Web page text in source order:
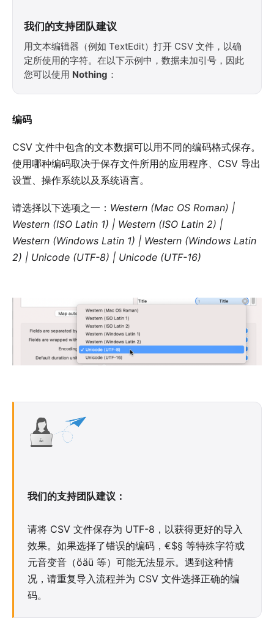
我们的支持团队建议
用文本编辑器（例如 TextEdit）打开 CSV 文件，以确
定所使用的字符。在以下示例中，数据未加引号，因此
您可以使用 Nothing ：
编码
CSV 文件中包含的文本数据可以用不同的编码格式保存。
使用哪种编码取决于保存文件所用的应用程序、CSV 导出
设置、操作系统以及系统语言。
请选择以下选项之一： Western (Mac OS Roman) |
Western (ISO Latin 1) | Western (ISO Latin 2) |
Western (Windows Latin 1) | Western (Windows Latin
2) | Unicode (UTF-8) | Unicode (UTF-16)
我们的支持团队建议：
请将 CSV 文件保存为 UTF-8，以获得更好的导入
效果。如果选择了错误的编码，€$§ 等特殊字符或
元音变音（öäü 等）可能无法显示。遇到这种情
况，请重复导入流程并为 CSV 文件选择正确的编
码。